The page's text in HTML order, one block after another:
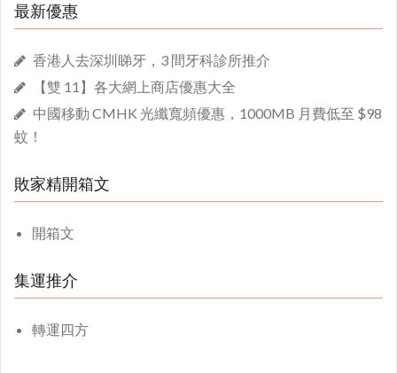
最新優惠
香港人去深圳睇牙，3 間牙科診所推介
【雙 11】各大網上商店優惠大全
中國移動 CMHK 光纖寬頻優惠，1000MB 月費低至 $98
蚊！
敗家精開箱文
開箱文
集運推介
轉運四方